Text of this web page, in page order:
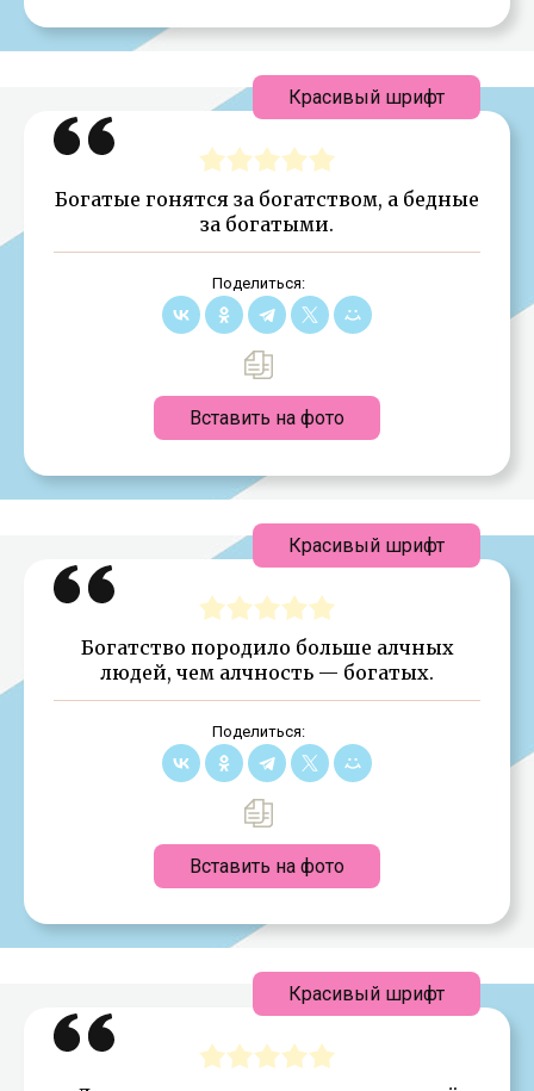
Богатые гонятся за богатством, а бедные
за богатыми.
Поделиться:
Вставить на фото
Красивый шрифт
Богатство породило больше алчных
людей, чем алчность — богатых.
Поделиться:
Вставить на фото
Красивый шрифт
Красивый шрифт